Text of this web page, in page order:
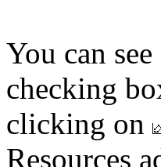
You can
checking
clicking on
Resources